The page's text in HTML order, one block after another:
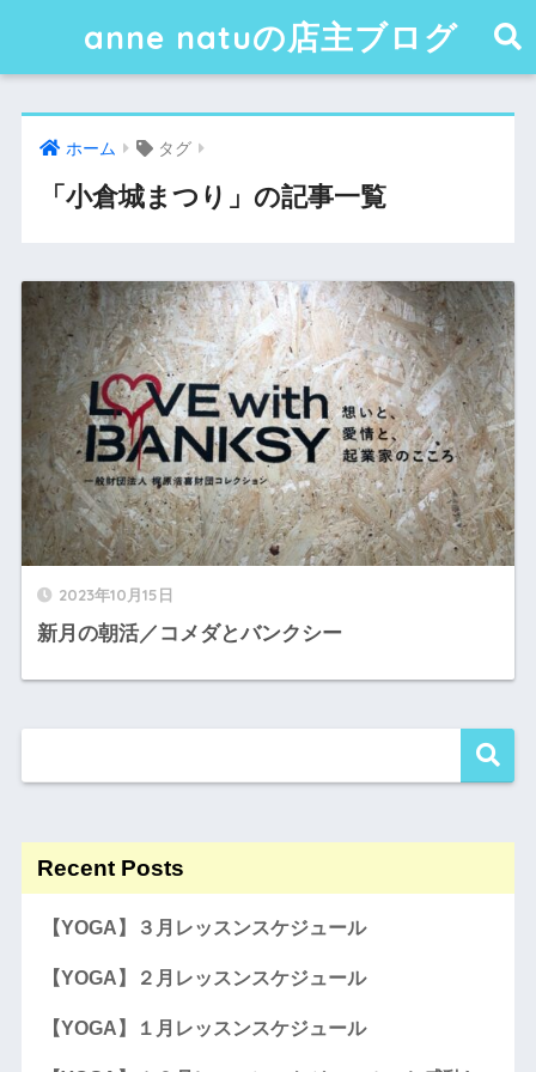
anne natuの店主ブログ
ホーム タグ
「小倉城まつり」の記事一覧
2023年10月15日
新月の朝活／コメダとバンクシー
Recent Posts
【YOGA】３月レッスンスケジュール
【YOGA】２月レッスンスケジュール
【YOGA】１月レッスンスケジュール